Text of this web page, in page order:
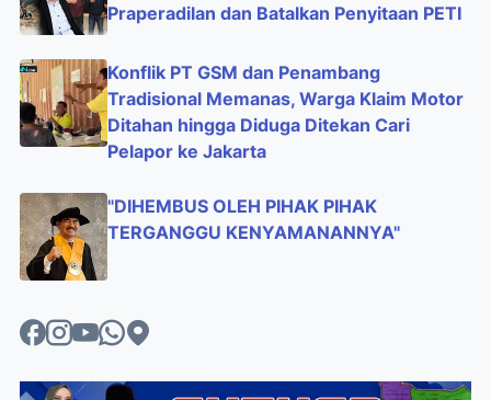
Praperadilan dan Batalkan Penyitaan PETI
Konflik PT GSM dan Penambang
Tradisional Memanas, Warga Klaim Motor
Ditahan hingga Diduga Ditekan Cari
Pelapor ke Jakarta
"DIHEMBUS OLEH PIHAK PIHAK
TERGANGGU KENYAMANANNYA"